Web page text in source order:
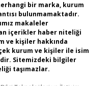
bir marka, kurum
bulunmamaktadır.
makaleler
içerikler haber niteliği
ve kişiler hakkında
kurum ve kişiler ile isim
Sitemizdeki bilgiler
taşımazlar.